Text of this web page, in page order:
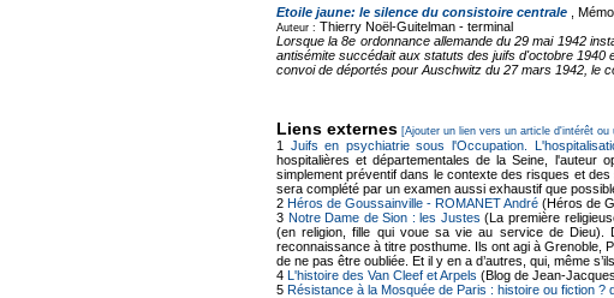
Etoile jaune: le silence du consistoire centrale ,
Auteur : Thierry Noël-Guitelman - terminal
Lorsque la 8e ordonnance allemande du 29 mai 1942
antisémite succédait aux statuts des juifs d'octobre 1940
convoi de déportés pour Auschwitz du 27 mars 1942, le
Liens externes [Ajouter un lien vers un article d'intérêt ou
1 Juifs en psychiatrie sous l'Occupation.
hospitalières et départementales de la Seine, l'auteur
simplement préventif dans le contexte des risques et
sera complété par un examen aussi exhaustif que
2 Héros de Goussainville - ROMANET André (Héros de
3 Notre Dame de Sion : les Justes (La première
(en religion, fille qui voue sa vie au service de Dieu).
reconnaissance à titre posthume. Ils ont agi à Grenoble,
de ne pas être oubliée. Et il y en a d’autres, qui, même
4 L'histoire des Van Cleef et Arpels (Blog de Jean-
5Résistance à la Mosquée de Paris : histoire ou fiction ?